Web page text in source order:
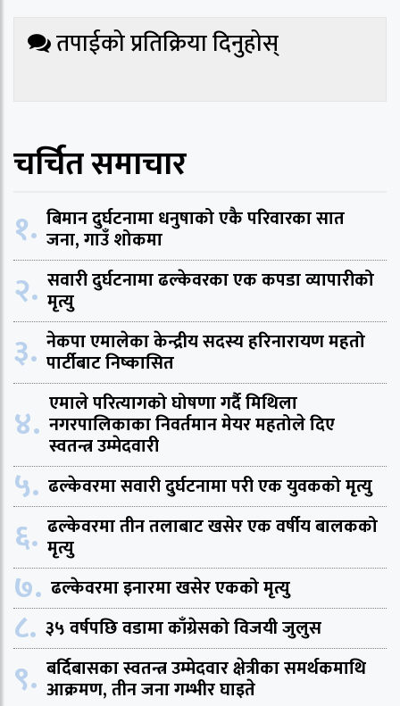
तपाईको प्रतिक्रिया दिनुहोस्
चर्चित समाचार
१. बिमान दुर्घटनामा धनुषाको एकै परिवारका सात
जना, गाउँ शोकमा
२. सवारी दुर्घटनामा ढल्केवरका एक कपडा व्यापारीको
मृत्यु
३. नेकपा एमालेका केन्द्रीय सदस्य हरिनारायण महतो
पार्टीबाट निष्कासित
४. एमाले परित्यागको घोषणा गर्दै मिथिला
नगरपालिकाका निवर्तमान मेयर महतोले दिए
स्वतन्त्र उम्मेदवारी
५. ढल्केवरमा सवारी दुर्घटनामा परी एक युवकको मृत्यु
६. ढल्केवरमा तीन तलाबाट खसेर एक वर्षीय बालकको
मृत्यु
७. ढल्केवरमा इनारमा खसेर एकको मृत्यु
८. ३५ वर्षपछि वडामा काँग्रेसको विजयी जुलुस
९. बर्दिबासका स्वतन्त्र उम्मेदवार क्षेत्रीका समर्थकमाथि
आक्रमण, तीन जना गम्भीर घाइते